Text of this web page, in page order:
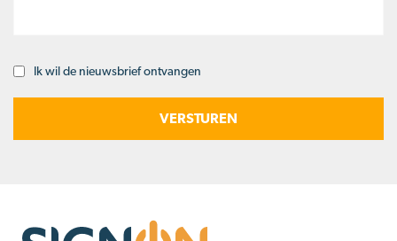
Opt-Ik wil de nieuwsbrief ontvangen